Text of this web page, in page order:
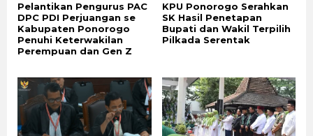
Pelantikan Pengurus PAC
DPC PDI Perjuangan se
Kabupaten Ponorogo
Penuhi Keterwakilan
Perempuan dan Gen Z
KPU Ponorogo Serahkan
SK Hasil Penetapan
Bupati dan Wakil Terpilih
Pilkada Serentak